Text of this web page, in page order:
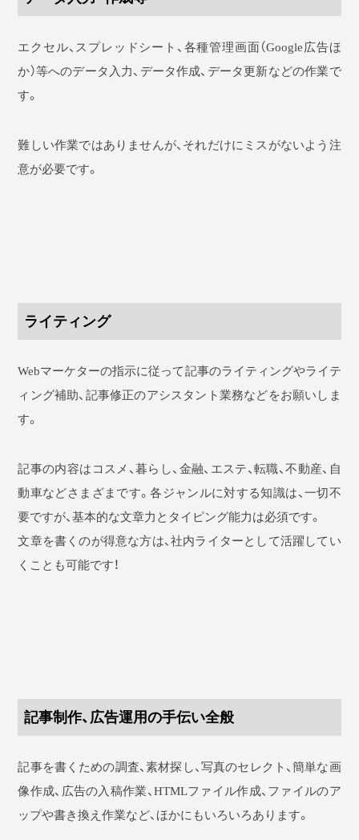
エクセル、スプレッドシート、各種管理画面（Google広告ほ
か）等へのデータ入力、データ作成、データ更新などの作業で
す。
難しい作業ではありませんが、それだけにミスがないよう注
意が必要です。
ライティング
Webマーケターの指示に従って記事のライティングやライテ
ィング補助、記事修正のアシスタント業務などをお願いしま
す。
記事の内容はコスメ、暮らし、金融、エステ、転職、不動産、自
動車などさまざまです。各ジャンルに対する知識は、一切不
要ですが、基本的な文章力とタイピング能力は必須です。
文章を書くのが得意な方は、社内ライターとして活躍してい
くことも可能です！
記事制作、広告運用の手伝い全般
記事を書くための調査、素材探し、写真のセレクト、簡単な画
像作成、広告の入稿作業、HTMLファイル作成、ファイルのア
ップや書き換え作業など、ほかにもいろいろあります。